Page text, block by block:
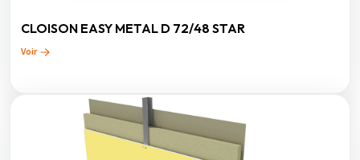
CLOISON EASY METAL D 72/48 STAR
Voir